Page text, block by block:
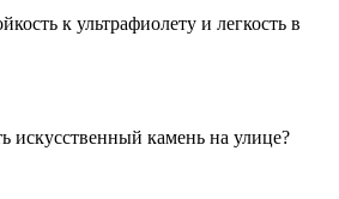
к ультрафиолету и легкость в
искусственный камень на улице?